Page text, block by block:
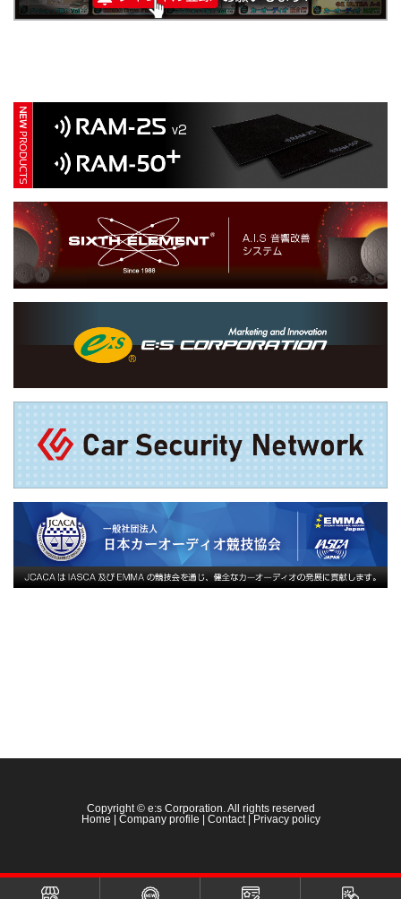
Copyright © e:s Corporation. All rights reserved
Home
Company profile Contact| Privacy policy